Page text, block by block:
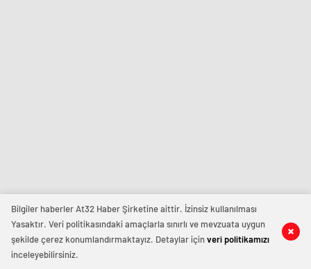
Bilgiler haberler At32 Haber Şirketine aittir. İzinsiz kullanılması
Yasaktır. Veri politikasındaki amaçlarla sınırlı ve mevzuata uygun
şekilde çerez konumlandırmaktayız. Detaylar içinveri politikamızı
inceleyebilirsiniz.